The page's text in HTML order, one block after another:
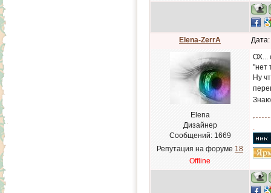
Elena-ZerrA
Elena
Дизайнер
Сообщений: 1669
Репутация на форуме 18
Offline
ОХ...
"нет
Ну
Знаю
.